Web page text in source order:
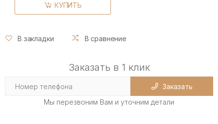
КУПИТЬ
В закладки В сравнение
Заказать в 1 клик
Заказать
Мы перезвоним Вам и уточним детали